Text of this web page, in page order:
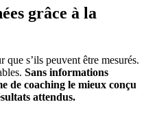
grâce à la
s’ils peuvent être mesurés.
Sans informations
de coaching le mieux conçu
attendus.